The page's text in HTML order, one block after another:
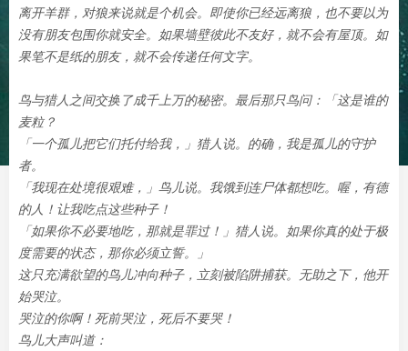
离开羊群，对狼来说就是个机会。即使你已经远离狼，也不要以为
没有朋友包围你就安全。如果墙壁彼此不友好，就不会有屋顶。如
果笔不是纸的朋友，就不会传递任何文字。
鸟与猎人之间交换了成千上万的秘密。最后那只鸟问：「这是谁的
麦粒？
「一个孤儿把它们托付给我，」猎人说。的确，我是孤儿的守护
者。
「我现在处境很艰难，」鸟儿说。我饿到连尸体都想吃。喔，有德
的人！让我吃点这些种子！
「如果你不必要地吃，那就是罪过！」猎人说。如果你真的处于极
度需要的状态，那你必须立誓。」
这只充满欲望的鸟儿冲向种子，立刻被陷阱捕获。无助之下，他开
始哭泣。
哭泣的你啊！死前哭泣，死后不要哭！
鸟儿大声叫道：